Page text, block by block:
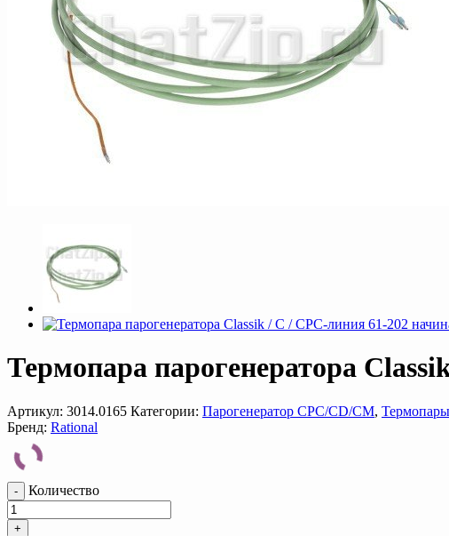
Термопара парогенератора
Артикул: 3014.0165 Категории: Парогенератор CPC/CD/CM,
Бренд: Rational
- Количество
+